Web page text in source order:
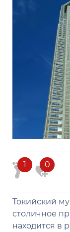
11 0
Токийский
столичное
находится в